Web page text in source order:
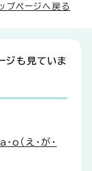
プページへ戻る
ジも見ていま
o（え・が・